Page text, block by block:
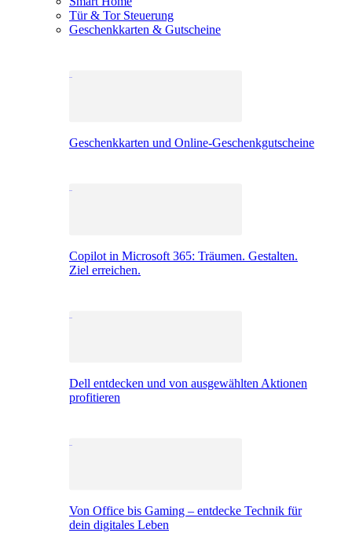
Tür & Tor Steuerung
Geschenkkarten & Gutscheine
Geschenkkarten und Online-Geschenkgutscheine
Copilot in Microsoft 365: Träumen. Gestalten.
Ziel erreichen.
Dell entdecken und von ausgewählten Aktionen
profitieren
Von Office bis Gaming – entdecke Technik für
dein digitales Leben